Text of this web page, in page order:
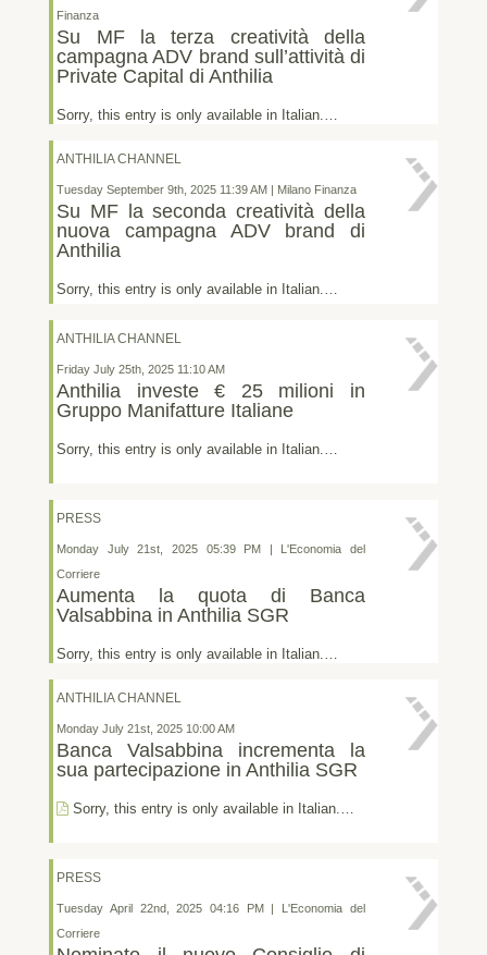
Finanza
Su MF la terza creatività della
campagna ADV brand sull’attività di
Private Capital di Anthilia
Sorry, this entry is only available in Italian.…
ANTHILIA CHANNEL
Tuesday September 9th, 2025 11:39 AM | Milano Finanza
Su MF la seconda creatività della
nuova campagna ADV brand di
Anthilia
Sorry, this entry is only available in Italian.…
ANTHILIA CHANNEL
Friday July 25th, 2025 11:10 AM
Anthilia investe € 25 milioni in
Gruppo Manifatture Italiane
Sorry, this entry is only available in Italian.…
PRESS
Monday July 21st, 2025 05:39 PM | L'Economia del
Corriere
Aumenta la quota di Banca
Valsabbina in Anthilia SGR
Sorry, this entry is only available in Italian.…
ANTHILIA CHANNEL
Monday July 21st, 2025 10:00 AM
Banca Valsabbina incrementa la
sua partecipazione in Anthilia SGR
Sorry, this entry is only available in Italian.…
PRESS
Tuesday April 22nd, 2025 04:16 PM | L'Economia del
Corriere